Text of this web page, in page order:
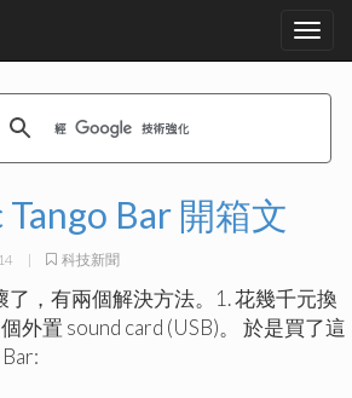
Bar 開箱文
| 科技新聞
了，有兩個解決方法。1. 花幾千元換
外置 sound card (USB)。 於是買了這